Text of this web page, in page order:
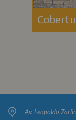
Av. Leopoldo